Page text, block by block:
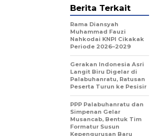
Berita Terkait
Rama Diansyah
Muhammad Fauzi
Nahkodai KNPI Cikakak
Periode 2026–2029
Gerakan Indonesia Asri
Langit Biru Digelar di
Palabuhanratu, Ratusan
Peserta Turun ke Pesisir
PPP Palabuhanratu dan
Simpenan Gelar
Musancab, Bentuk Tim
Formatur Susun
Kepengurusan Baru